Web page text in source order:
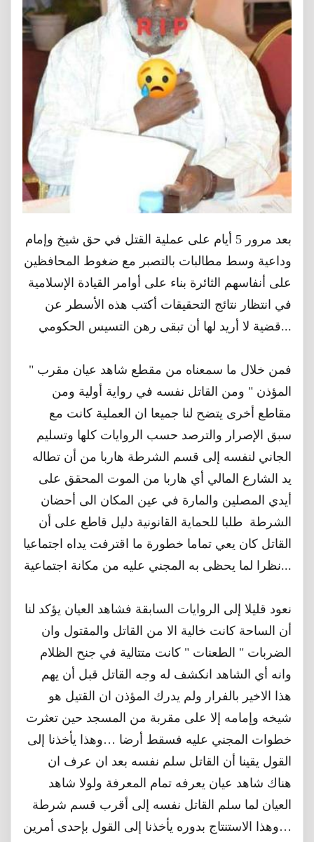
بعد مرور 5 أيام على عملية القتل في حق شيخ وإمام
وداعية وسط مطالبات بالتصبر مع ضغوط المحافظين
على أنفاسهم الثائرة بناء على أوامر القيادة الإسلامية
في انتظار نتائج التحقيقات أكتب هذه الأسطر عن
قضية لا أريد لها أن تبقى رهن التسيس الحكومي...
فمن خلال ما سمعناه من مقطع شاهد عيان مقرب "
المؤذن " ومن القاتل نفسه في رواية أولية ومن
مقاطع أخرى يتضح لنا جميعا ان العملية كانت مع
سبق الإصرار والترصد حسب الروايات كلها وتسليم
الجاني لنفسه إلى قسم الشرطة هاربا من أن تطاله
يد الشارع المالي أي هاربا من الموت المحقق على
أيدي المصلين والمارة في عين المكان الى أحضان
الشرطة طلبا للحماية القانونية دليل قاطع على أن
القاتل كان يعي تماما خطورة ما اقترفت يداه اجتماعيا
نظرا لما يحظى به المجني عليه من مكانة اجتماعية...
نعود قليلا إلى الروايات السابقة فشاهد العيان يؤكد لنا
أن الساحة كانت خالية الا من القاتل والمقتول وان
الضربات " الطعنات " كانت متتالية في جنح الظلام
وانه أي الشاهد انكشف له وجه القاتل قبل أن يهم
هذا الاخير بالفرار ولم يدرك المؤذن ان القتيل هو
شيخه وإمامه إلا على مقربة من المسجد حين تعثرت
خطوات المجني عليه فسقط أرضا …وهذا يأخذنا إلى
القول يقينا أن القاتل سلم نفسه بعد ان عرف ان
هناك شاهد عيان يعرفه تمام المعرفة ولولا شاهد
العيان لما سلم القاتل نفسه إلى أقرب قسم شرطة
وهذا الاستنتاج بدوره يأخذنا إلى القول بإحدى أمرين…